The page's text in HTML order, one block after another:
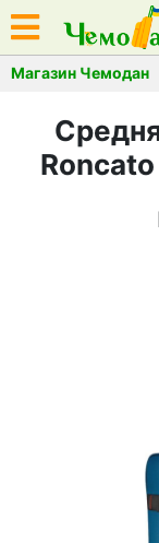
Магазин Чемодан